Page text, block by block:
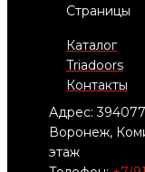
Страницы
Каталог
Triadoors
Контакты
Адрес:
Воронеж,
этаж